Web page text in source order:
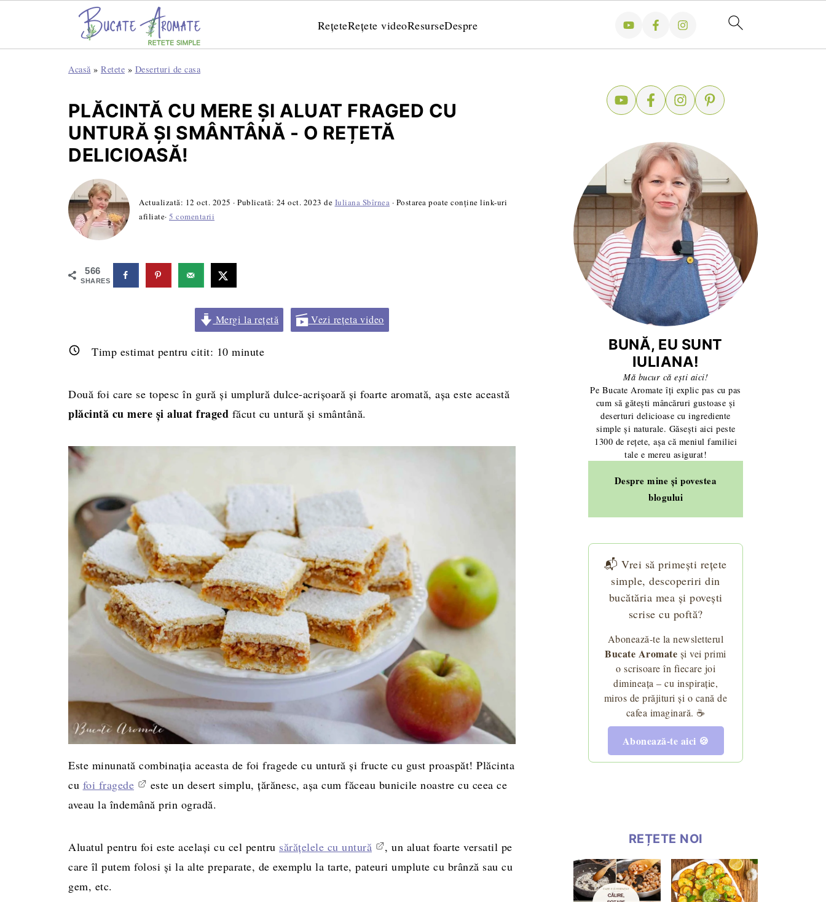
RețeteRețete videoResurseDespre
Acasă » Retete » Deserturi de casa
PLĂCINTĂ CU MERE ȘI ALUAT FRAGED CU
UNTURĂ ȘI SMÂNTÂNĂ - O REȚETĂ
DELICIOASĂ!
Actualizată: 12 oct. 2025 · Publicată: 24 oct. 2023 de Iuliana Sbîrnea · Postarea poate conține link-uri
afiliate· 5 comentarii
566
SHARES
Mergi la rețetă Vezi rețeta video
Timp estimat pentru citit: 10 minute
Două foi care se topesc în gură și umplură dulce-acrișoară și foarte aromată, așa este această
plăcintă cu mere și aluat fraged făcut cu untură și smântână.
Este minunată combinația aceasta de foi fragede cu untură și fructe cu gust proaspăt! Plăcinta
cu foi fragede
este un desert simplu, țărănesc, așa cum făceau bunicile noastre cu ceea ce
aveau la îndemână prin ogradă.
Aluatul pentru foi este același cu cel pentru sărățelele cu untură
, un aluat foarte versatil pe
care îl putem folosi și la alte preparate, de exemplu la tarte, pateuri umplute cu brânză sau cu
gem, etc.
BUNĂ, EU SUNT
IULIANA!
Mă bucur că ești aici!
Pe Bucate Aromate îți explic pas cu pas
cum să gătești mâncăruri gustoase și
deserturi delicioase cu ingrediente
simple și naturale. Găsești aici peste
1300 de rețete, așa că meniul familiei
tale e mereu asigurat!
Despre mine și povestea
blogului
📬 Vrei să primești rețete
simple, descoperiri din
bucătăria mea și povești
scrise cu poftă?
Abonează-te la newsletterul
Bucate Aromate și vei primi
o scrisoare în fiecare joi
dimineața – cu inspirație,
miros de prăjituri și o cană de
cafea imaginară. ☕
Abonează-te aici 🍪
REȚETE NOI